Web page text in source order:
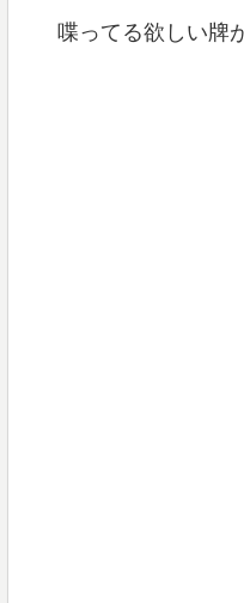
喋ってる欲しい牌